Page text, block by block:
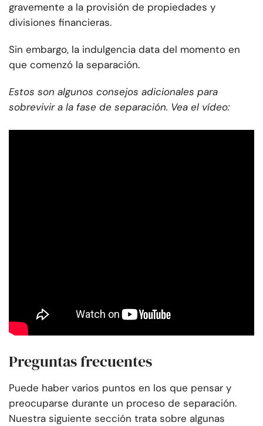
gravemente a la provisión de propiedades y
divisiones financieras.
Sin embargo, la indulgencia data del momento en
que comenzó la separación.
Estos son algunos consejos adicionales para
sobrevivir a la fase de separación. Vea el vídeo:
Preguntas frecuentes
Puede haber varios puntos en los que pensar y
preocuparse durante un proceso de separación.
Nuestra siguiente sección trata sobre algunas